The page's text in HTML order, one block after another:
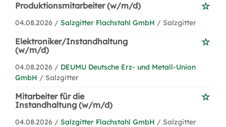
Produktionsmitarbeiter (w/m/d)
04.08.2026 / Salzgitter Flachstahl GmbH / Salzgitter
Elektroniker/Instandhaltung
(w/m/d)
04.08.2026 / DEUMU Deutsche Erz- und Metall-Union
GmbH / Salzgitter
Mitarbeiter für die
Instandhaltung (w/m/d)
04.08.2026 / Salzgitter Flachstahl GmbH / Salzgitter